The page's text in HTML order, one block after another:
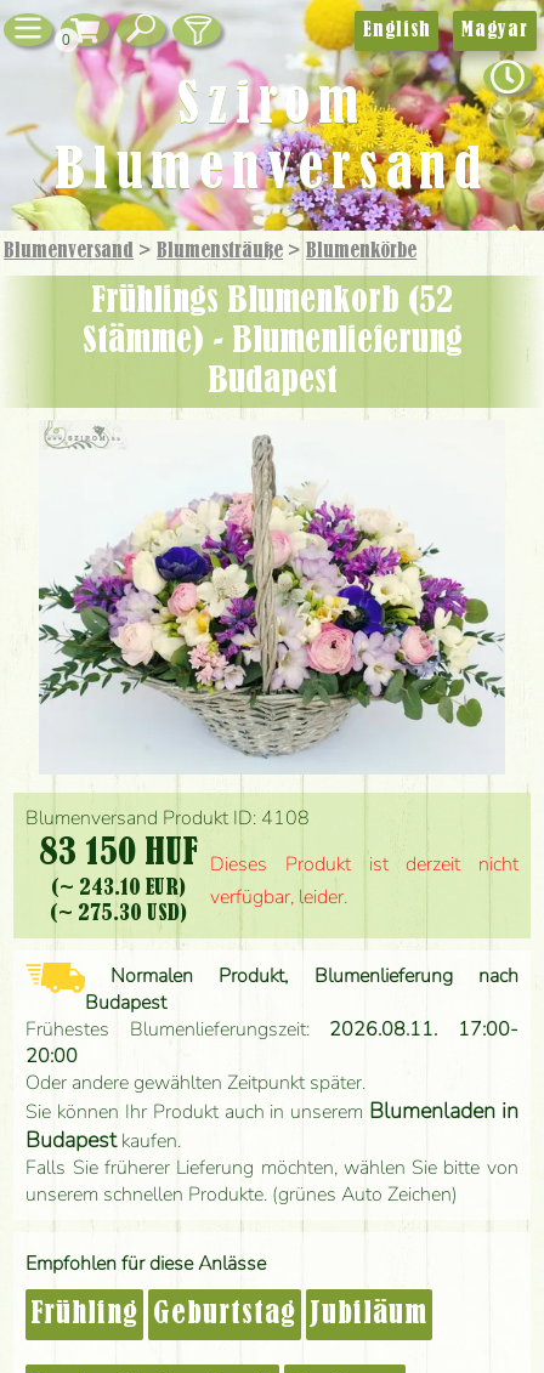
0
Blumenversand > Blumensträuße > Blumen­körbe
Frühlings Blumenkorb (52
Stämme) - Blumenlieferung
Budapest
Blumenversand Produkt ID: 4108
83 150 HUF
(~ 243.10 EUR)
(~ 275.30 USD)
Dieses Produkt ist derzeit nicht
verfügbar, leider.
Normalen Produkt, Blumenlieferung nach
Budapest
Frühestes Blumenlieferungszeit: 2026.08.11. 17:00-
20:00
Oder andere gewählten Zeitpunkt später.
Sie können Ihr Produkt auch in unserem Blumenladen in
Budapestkaufen.
Falls Sie früherer Lieferung möchten, wählen Sie bitte von
unserem schnellen Produkte. (grünes Auto Zeichen)
Empfohlen für diese Anlässe
Frühling Geburtstag Jubiläum
English Magyar
Szirom
Blumenversand